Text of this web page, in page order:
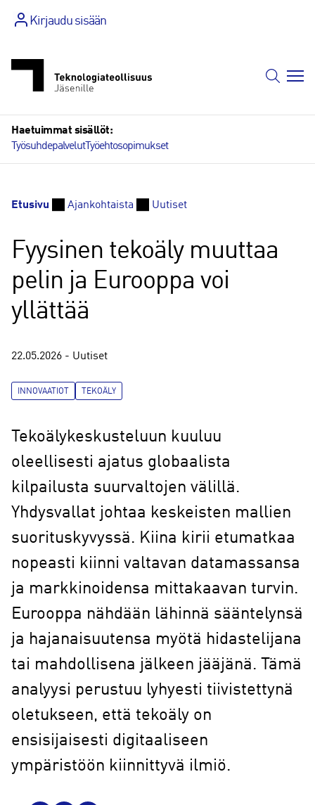
sisältöönKirjaudu sisään
Haetuimmat sisällöt:
TyösuhdepalvelutTyöehtosopimukset
Etusivu Ajankohtaista Uutiset
Fyysinen tekoäly muuttaa
pelin ja Eurooppa voi
yllättää
22.05.2026 - Uutiset
INNOVAATIOT TEKOÄLY
Tekoälykeskusteluun kuuluu
oleellisesti ajatus globaalista
kilpailusta suurvaltojen välillä.
Yhdysvallat johtaa keskeisten mallien
suorituskyvyssä. Kiina kirii etumatkaa
nopeasti kiinni valtavan datamassansa
ja markkinoidensa mittakaavan turvin.
Eurooppa nähdään lähinnä sääntelynsä
ja hajanaisuutensa myötä hidastelijana
tai mahdollisena jälkeen jääjänä. Tämä
analyysi perustuu lyhyesti tiivistettynä
oletukseen, että tekoäly on
ensisijaisesti digitaaliseen
ympäristöön kiinnittyvä ilmiö.